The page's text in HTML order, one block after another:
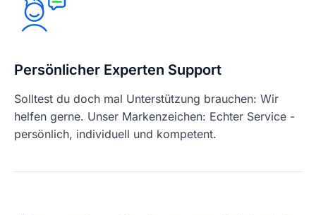
Persönlicher Experten Support
Solltest du doch mal Unterstützung brauchen: Wir
helfen gerne. Unser Markenzeichen: Echter Service -
persönlich, individuell und kompetent.